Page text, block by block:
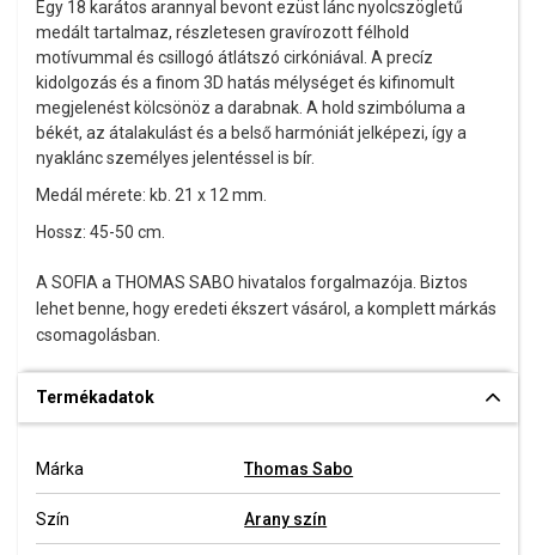
Egy 18 karátos arannyal bevont ezüst lánc nyolcszögletű
medált tartalmaz, részletesen gravírozott félhold
motívummal és csillogó átlátszó cirkóniával. A precíz
kidolgozás és a finom 3D hatás mélységet és kifinomult
megjelenést kölcsönöz a darabnak. A hold szimbóluma a
békét, az átalakulást és a belső harmóniát jelképezi, így a
nyaklánc személyes jelentéssel is bír.
Medál mérete: kb. 21 x 12 mm.
Hossz: 45-50 cm.
A SOFIA a THOMAS SABO hivatalos forgalmazója. Biztos
lehet benne, hogy eredeti ékszert vásárol, a komplett márkás
csomagolásban.
Termékadatok
Márka Thomas Sabo
Szín Arany szín